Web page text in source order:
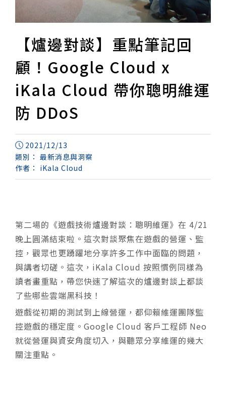
【爐邊對談】重點筆記回
顧！Google Cloud x
iKala Cloud 帶你聰明維運
防 DDoS
2021/12/13
類別： 最新消息與洞察
作者： iKala Cloud
第二場的《遊戲技術爐邊對談：聰明維運》在 4/21
晚上圓滿結束啦。這次對談聚焦在遊戲的營運、監
控，觀眾也更踴躍地分享許多工作中面臨的問題，
與講者切磋。這次，iKala Cloud 按照慣例同樣為
讀者畫重點，帶您快速了解這次的爐邊對談上都談
了些哪些雲端黑科技！
遊戲從初期的測試到上線營運，都仰賴維運團隊監
控遊戲的穩定度。Google Cloud 客戶工程師 Neo
就從營運與資安角度切入，與聽眾分享維運的幾大
關注重點。